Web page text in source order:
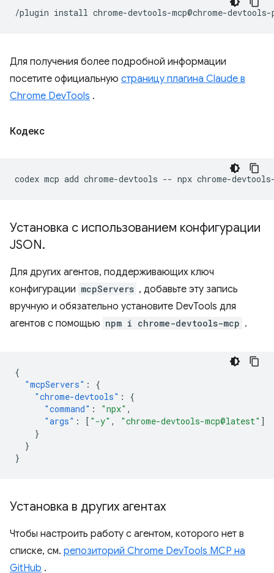
/plugin install
Для получения более подробной информации
посетите официальную страницу плагина Claude в
Chrome DevTools .
Кодекс
codex mcp add chrome-devtools -- npx
Установка с использованием конфигурации
JSON.
Для других агентов, поддерживающих ключ
конфигурации mcpServers , добавьте эту запись
вручную и обязательно установите DevTools для
агентов с помощью npm i chrome-devtools-mcp .
{
"mcpServers" :
{
"chrome-devtools" :
{
"command" : "npx" ,
"args" : [ "-y" , "chrome-devtools-mcp@latest" ]
}
}
}
Установка в других агентах
Чтобы настроить работу с агентом, которого нет в
списке, см. репозиторий Chrome DevTools MCP на
GitHub .